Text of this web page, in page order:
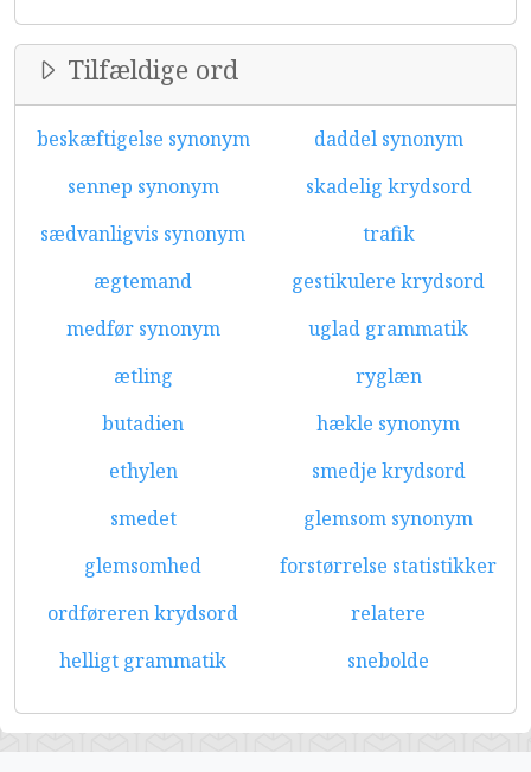
Tilfældige ord
beskæftigelse synonym
daddel synonym
sennep synonym
skadelig krydsord
sædvanligvis synonym
trafik
ægtemand
gestikulere krydsord
medfør synonym
uglad grammatik
ætling
ryglæn
butadien
hækle synonym
ethylen
smedje krydsord
smedet
glemsom synonym
glemsomhed
forstørrelse statistikker
ordføreren krydsord
relatere
helligt grammatik
snebolde